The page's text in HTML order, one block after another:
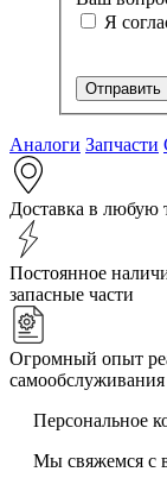
Я
Аналоги Запчасти
Доставка в любую
Постоянное
запасные части
Огромный опыт
самообслуживания
Персональное
Мы свяжемся с